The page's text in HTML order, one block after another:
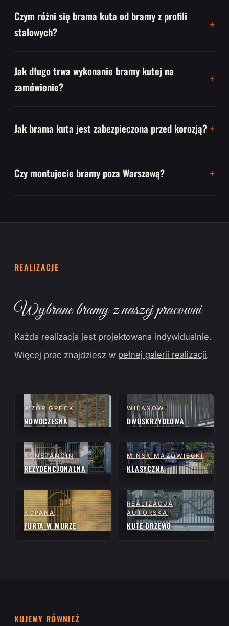
Czym różni się brama kuta od bramy z profili
stalowych?
Jak długo trwa wykonanie bramy kutej na
zamówienie?
Jak brama kuta jest zabezpieczona przed korozją?
Czy montujecie bramy poza Warszawą?
REALIZACJE
Wybrane bramy z naszej pracowni
Każda realizacja jest projektowana indywidualnie.
Więcej prac znajdziesz w pełnej galerii realizacji.
WZÓR GRECKI
NOWOCZESNA
WILANÓW
DWUSKRZYDŁOWA
KONSTANCIN
REZYDENCJONALNA
MIŃSK MAZOWIECKI
KLASYCZNA
KOPANA
FURTA W MURZE
REALIZACJA
AUTORSKA
KUTE DRZEWO
KUJEMY RÓWNIEŻ